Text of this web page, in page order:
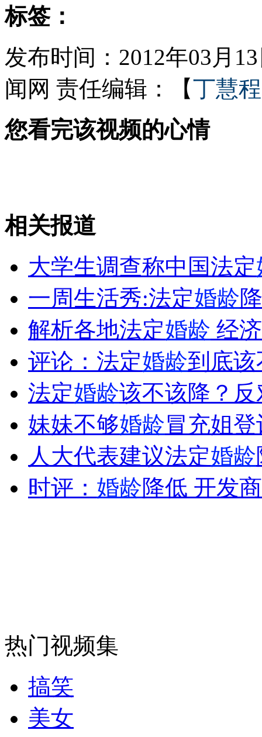
消防员救轻生者
纽约上演“枕头大战”
司机酒驾遇交警 急速倒车逃窜
标签：
发布时间：2012年03月
闻网 责任编辑：【丁慧程
您看完该视频的心情
相关报道
大学生调查称中国法定
一周生活秀:法定婚龄
解析各地法定婚龄 经
评论：法定婚龄到底该
法定婚龄该不该降？
妹妹不够婚龄冒充姐
人大代表建议法定婚龄
时评： 婚龄降低 开发
热门视频集
搞笑
美女